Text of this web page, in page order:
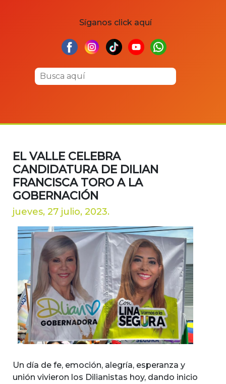
Síganos click aquí
EL VALLE CELEBRA
CANDIDATURA DE DILIAN
FRANCISCA TORO A LA
GOBERNACIÓN
jueves, 27 julio, 2023.
Un día de fe, emoción, alegría, esperanza y
unión vivieron los Dilianistas hoy, dando inicio